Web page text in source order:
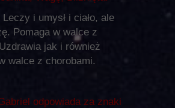
i umysł i ciało, ale
Pomaga w walce z
jak i również
walce z chorobami.
odpowiada za znaki